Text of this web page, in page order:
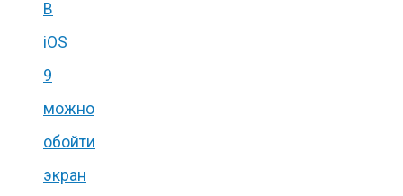
В
iOS
9
можно
обойти
экран